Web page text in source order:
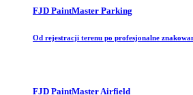
FJD PaintMaster Parking
Od rejestracji terenu po profesjonalne
FJD PaintMaster Airfield